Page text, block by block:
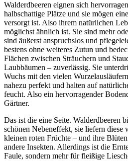
Walderdbeeren eignen sich
halbschattige Plätze und sie mögen
versorgt ist. Also ihrem natürlichen
möglichst ähnlich ist. Sie sind mehr
sind äußerst anspruchslos und
bestens ohne weiteres Zutun und
Flächen zwischen Sträuchern und
Laubbäumen – zuverlässig. Sie
Wuchs mit den vielen
nahezu perfekt und halten auf
feucht. Also ein hervorragender
Gärtner.
Das ist die eine Seite. Walderdbeeren
schönen Nebeneffekt, sie liefern diese
kleinen roten Früchte – und ihre
andere Insekten. Allerdings ist die
Faule, sondern mehr für fleißige